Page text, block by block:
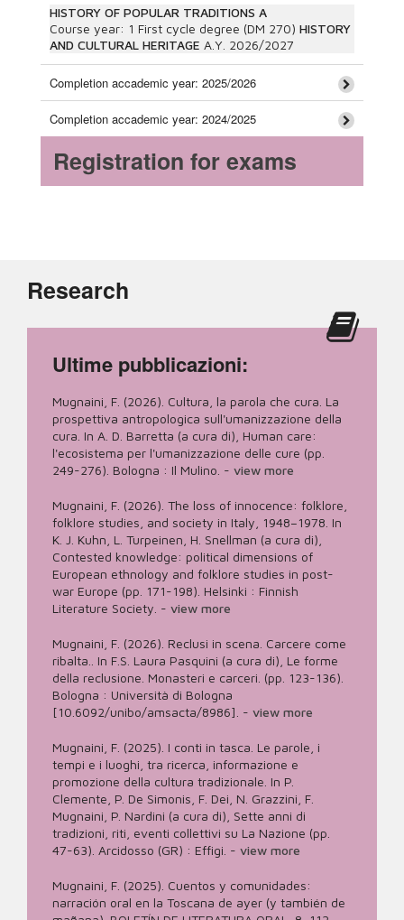
HISTORY OF POPULAR TRADITIONS A
Course year: 1 First cycle degree (DM 270) HISTORY
AND CULTURAL HERITAGE A.Y. 2026/2027
Completion accademic year: 2025/2026
Completion accademic year: 2024/2025
Registration for exams
Research
Ultime pubblicazioni:
Mugnaini, F. (2026). Cultura, la parola che cura. La
prospettiva antropologica sull'umanizzazione della
cura. In A. D. Barretta (a cura di), Human care:
l'ecosistema per l'umanizzazione delle cure (pp.
249-276). Bologna : Il Mulino. - view more
Mugnaini, F. (2026). The loss of innocence: folklore,
folklore studies, and society in Italy, 1948–1978. In
K. J. Kuhn, L. Turpeinen, H. Snellman (a cura di),
Contested knowledge: political dimensions of
European ethnology and folklore studies in post-
war Europe (pp. 171-198). Helsinki : Finnish
Literature Society. - view more
Mugnaini, F. (2026). Reclusi in scena. Carcere come
ribalta.. In F.S. Laura Pasquini (a cura di), Le forme
della reclusione. Monasteri e carceri. (pp. 123-136).
Bologna : Università di Bologna
[10.6092/unibo/amsacta/8986]. - view more
Mugnaini, F. (2025). I conti in tasca. Le parole, i
tempi e i luoghi, tra ricerca, informazione e
promozione della cultura tradizionale. In P.
Clemente, P. De Simonis, F. Dei, N. Grazzini, F.
Mugnaini, P. Nardini (a cura di), Sette anni di
tradizioni, riti, eventi collettivi su La Nazione (pp.
47-63). Arcidosso (GR) : Effigi. - view more
Mugnaini, F. (2025). Cuentos y comunidades:
narración oral en la Toscana de ayer (y también de